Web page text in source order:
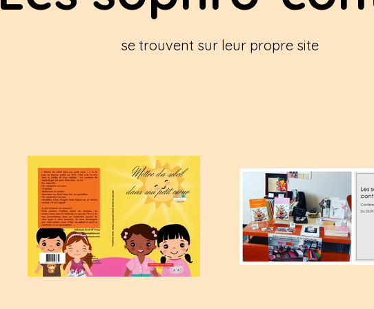
se trouvent sur leur propre site